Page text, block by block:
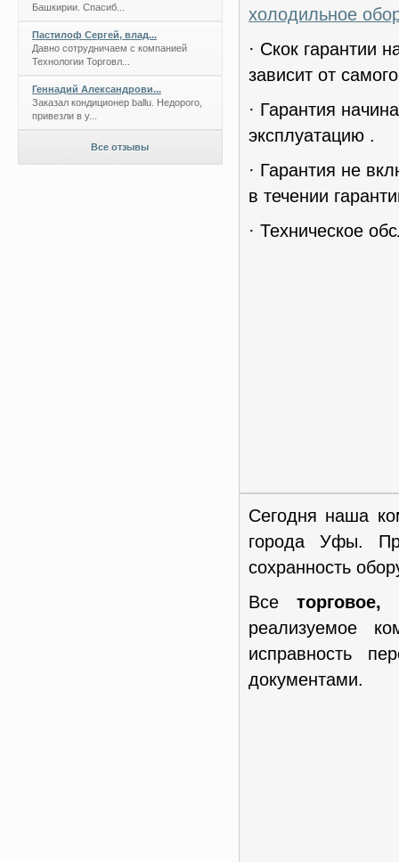
холодильное
· Скок гарантии
зависит от
· Гарантия
эксплуатацию .
· Гарантия не
в течении
· Техническое
Сегодня наша
города Уфы.
сохранность
Все торговое,
реализуемое
исправность
документами.
Башкирии. Спасиб...
Пастилоф Сергей, влад...
Давно сотрудничаем с компанией
Технологии Торговл...
Геннадий Александрови...
Заказал кондиционер ballu. Недорого,
привезли в у...
Все отзывы